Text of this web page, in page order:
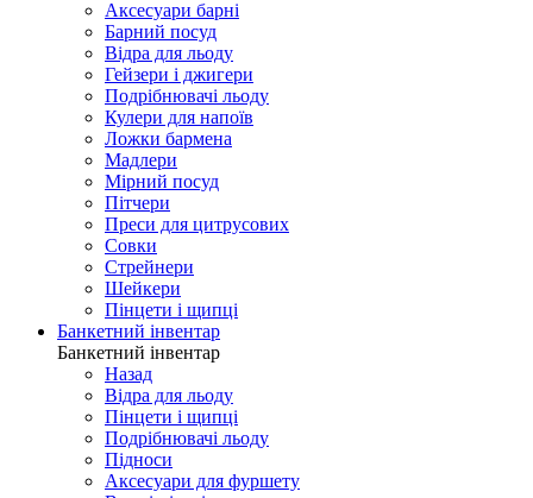
Аксесуари барні
Барний посуд
Відра для льоду
Гейзери і джигери
Подрібнювачі льоду
Кулери для напоїв
Ложки бармена
Мадлери
Мірний посуд
Пітчери
Преси для цитрусових
Совки
Стрейнери
Шейкери
Пінцети і щипці
Банкетний інвентар
Банкетний інвентар
Назад
Відра для льоду
Пінцети і щипці
Подрібнювачі льоду
Підноси
Аксесуари для фуршету